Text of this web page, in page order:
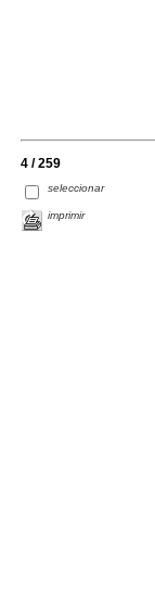
4 / 259
seleccionar
imprimir